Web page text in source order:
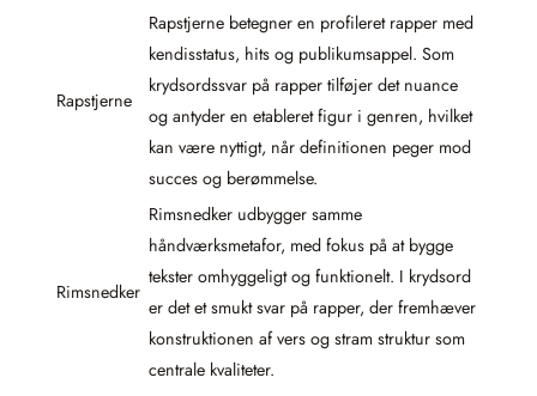
Rapstjerne
Rapstjerne betegner en profileret rapper med
kendisstatus, hits og publikumsappel. Som
krydsordssvar på rapper tilføjer det nuance
og antyder en etableret figur i genren, hvilket
kan være nyttigt, når definitionen peger mod
succes og berømmelse.
Rimsnedker
Rimsnedker udbygger samme
håndværksmetafor, med fokus på at bygge
tekster omhyggeligt og funktionelt. I krydsord
er det et smukt svar på rapper, der fremhæver
konstruktionen af vers og stram struktur som
centrale kvaliteter.